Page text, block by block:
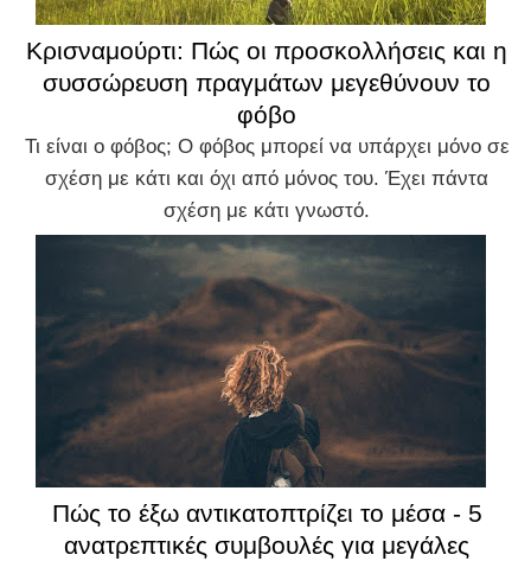
Κρισναμούρτι: Πώς οι προσκολλήσεις και η
συσσώρευση πραγμάτων μεγεθύνουν το
φόβο
Τι είναι ο φόβος; Ο φόβος μπορεί να υπάρχει μόνο σε
σχέση με κάτι και όχι από μόνος του. Έχει πάντα
σχέση με κάτι γνωστό.
Πώς το έξω αντικατοπτρίζει το μέσα - 5
ανατρεπτικές συμβουλές για μεγάλες